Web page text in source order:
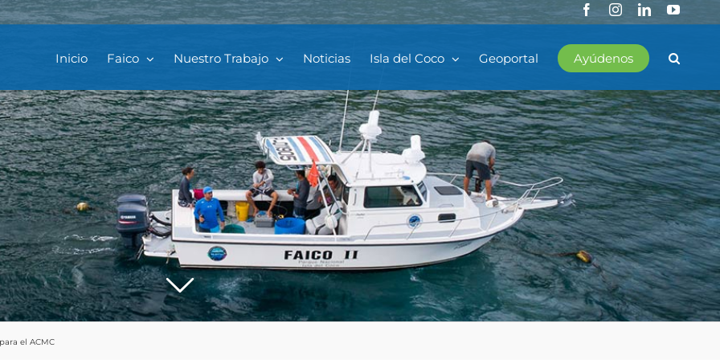
FacebookInstagramLinkedIn
Inicio Faico Nuestro Trabajo Noticias Isla del Coco Geoportal Ayúdenos
el ACMC